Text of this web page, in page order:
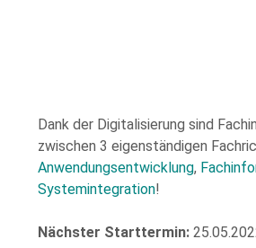
Dank der Digitalisierung sind
zwischen 3 eigenständigen
Anwendungsentwicklung,
Systemintegration!
Nächster Starttermin:
genommen und stimme der